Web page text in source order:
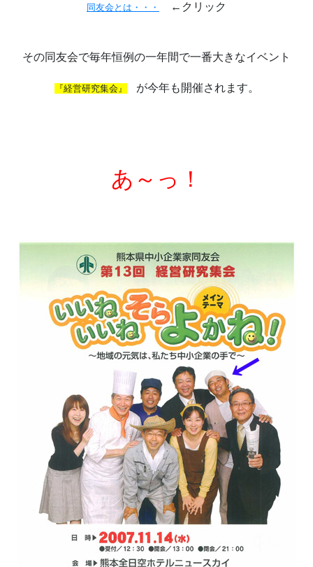
同友会とは・・・ ←クリック
その同友会で毎年恒例の一年間で一番大きなイベント
『経営研究集会』 が今年も開催されます。
あ～っ！